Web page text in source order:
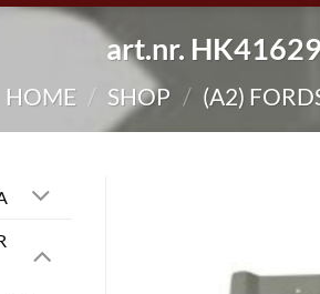
art.nr.
HOME / SHOP / (A2)